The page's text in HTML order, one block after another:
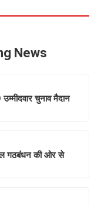
News
चुनाव मैदान
गठबंधन की ओर से